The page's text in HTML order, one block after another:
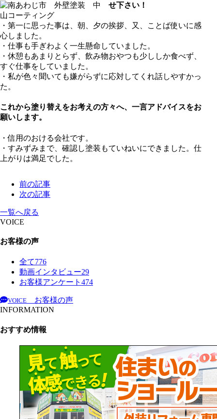
せ下さい！
・第一に思った事は、朝、夕の挨拶、又、ことば使いに感
心しました。
・仕事も手ぎわよく一生懸命していました。
・休憩もあまりとらず、飲み物おやつも少ししか食べず、
すぐ仕事をしていました。
・私が色々聞いても嫌がらずに応対してくれ話しやすかっ
た。
これから塗り替えをお考えの方々へ、一言アドバイスをお
願いします。
・信用のおける会社です。
・すみずみまで、確認し塗装もていねいにできました。仕
上がりは満足でした。
前の記事
次の記事
一覧へ戻る
VOICE
お客様の声
全て776
動画インタビュー29
お客様アンケート 474
VOICE
お客様の声
INFORMATION
おすすめ情報